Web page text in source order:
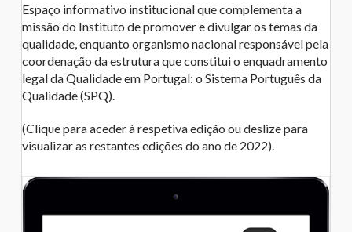
Espaço informativo institucional que complementa a
missão do Instituto de promover e divulgar os temas da
qualidade, enquanto organismo nacional responsável pela
coordenação da estrutura que constitui o enquadramento
legal da Qualidade em Portugal: o Sistema Português da
Qualidade (SPQ).
(Clique para aceder à respetiva edição ou deslize para
visualizar as restantes edições do ano de 2022).